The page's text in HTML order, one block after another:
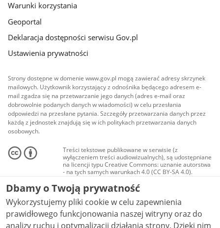
Warunki korzystania
Geoportal
Deklaracja dostępności serwisu Gov.pl
Ustawienia prywatności
Strony dostępne w domenie www.gov.pl mogą zawierać adresy skrzynek
mailowych. Użytkownik korzystający z odnośnika będącego adresem e-
mail zgadza się na przetwarzanie jego danych (adres e-mail oraz
dobrowolnie podanych danych w wiadomości) w celu przesłania
odpowiedzi na przesłane pytania. Szczegóły przetwarzania danych przez
każdą z jednostek znajdują się w ich politykach przetwarzania danych
osobowych.
Treści tekstowe publikowane w serwisie (z
wyłączeniem treści audiowizualnych), są udostępniane
na licencji typu Creative Commons: uznanie autorstwa
- na tych samych warunkach 4.0 (CC BY-SA 4.0).
Materiały audiowizualne, w tym zdjęcia, materiały
audio i wideo, są udostępniane na licencji typu
Creative Commons: uznanie autorstwa użycie
niekomercyjne - bez utworów zależnych 4.0 (CC BY-
NC-ND 4.0), o ile nie jest to stwierdzone inaczej.
Dbamy o Twoją prywatność
Wykorzystujemy pliki cookie w celu zapewnienia
prawidłowego funkcjonowania naszej witryny oraz do
analizy ruchu i optymalizacji działania strony. Dzięki nim